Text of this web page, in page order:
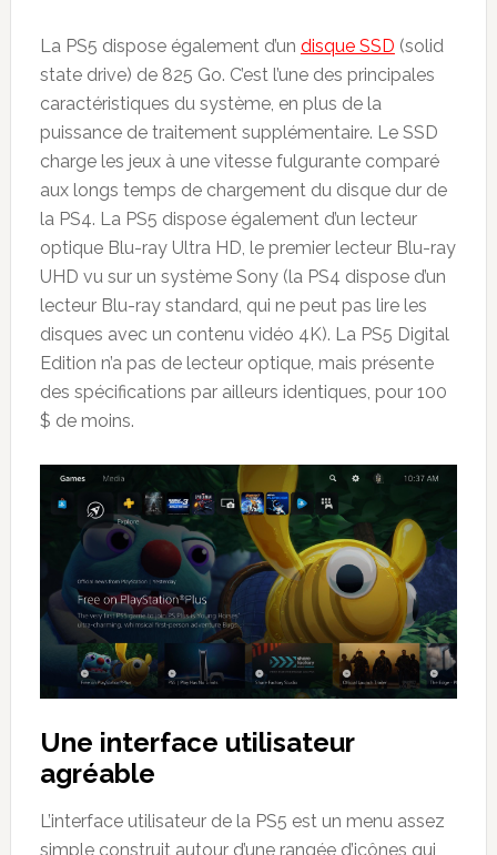
La PS5 dispose également d’un disque SSD (solid
state drive) de 825 Go. C’est l’une des principales
caractéristiques du système, en plus de la
puissance de traitement supplémentaire. Le SSD
charge les jeux à une vitesse fulgurante comparé
aux longs temps de chargement du disque dur de
la PS4. La PS5 dispose également d’un lecteur
optique Blu-ray Ultra HD, le premier lecteur Blu-ray
UHD vu sur un système Sony (la PS4 dispose d’un
lecteur Blu-ray standard, qui ne peut pas lire les
disques avec un contenu vidéo 4K). La PS5 Digital
Edition n’a pas de lecteur optique, mais présente
des spécifications par ailleurs identiques, pour 100
$ de moins.
Une interface utilisateur
agréable
L’interface utilisateur de la PS5 est un menu assez
simple construit autour d’une rangée d’icônes qui